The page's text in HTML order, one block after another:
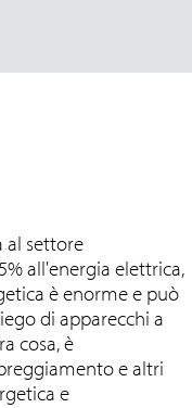
al settore
all'energia elettrica,
è enorme e può
di apparecchi a
cosa, è
e altri
e